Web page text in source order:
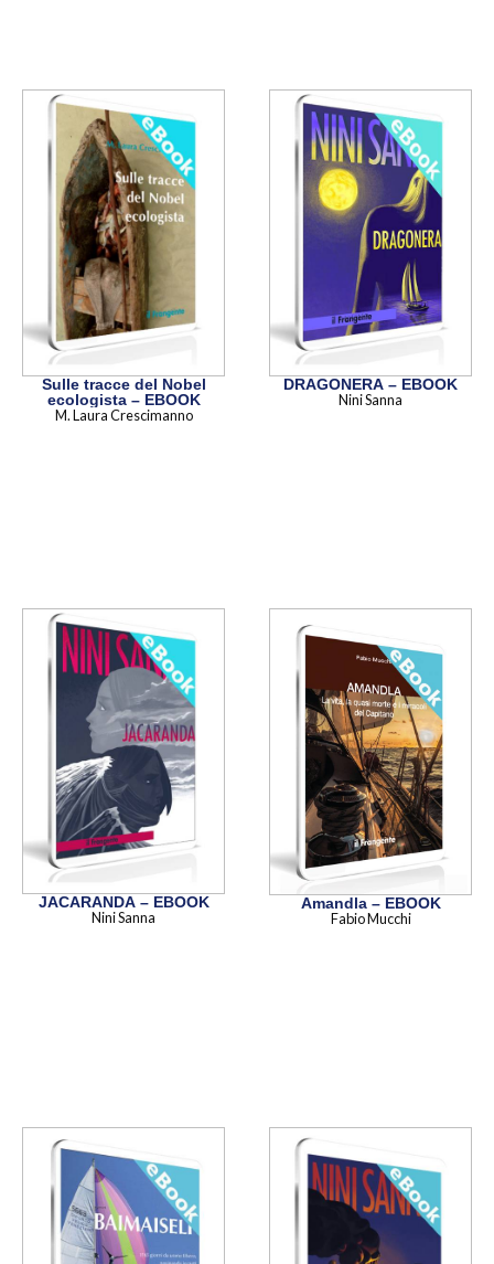
Sulle tracce del Nobel
ecologista – EBOOK
M. Laura Crescimanno
DRAGONERA – EBOOK
Nini Sanna
JACARANDA – EBOOK
Nini Sanna
Amandla – EBOOK
Fabio Mucchi